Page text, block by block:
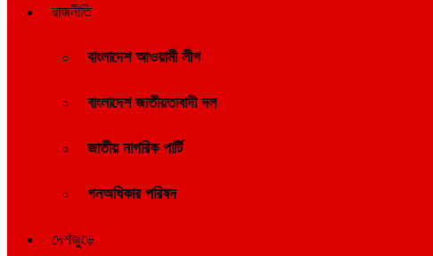
রাজনীতি
বাংলাদেশ আওয়ামী লীগ
বাংলাদেশ জাতীয়তাবাদী দল
জাতীয় নাগরিক পার্টি
গনঅধিকার পরিষদ
দেশজুড়ে